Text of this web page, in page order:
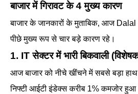
बाजार में गिरावट के 4 मुख्य कारण
बाजार के जानकारों के मुताबिक, आज Dalal
पीछे मुख्य रूप से चार बड़े कारण रहे।
1. IT सेक्टर में भारी बिकवाली
आज बाजार को नीचे खींचने में सबसे बड़ा
निफ्टी आईटी इंडेक्स करीब 1% कमजोर